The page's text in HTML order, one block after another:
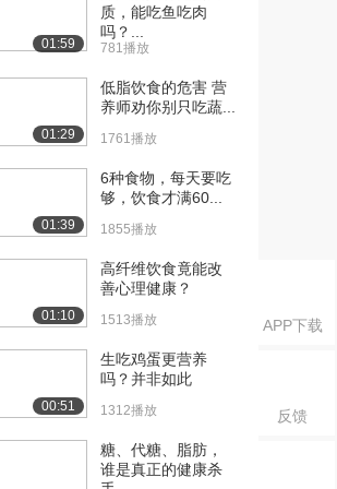
APP下载
反馈
01:59
质，能吃鱼吃肉
吗？...
781播放
01:29
低脂饮食的危害 营
养师劝你别只吃蔬...
1761播放
01:39
6种食物，每天要吃
够，饮食才满60...
1855播放
01:10
高纤维饮食竟能改
善心理健康？
1513播放
00:51
生吃鸡蛋更营养
吗？并非如此
1312播放
糖、代糖、脂肪，
谁是真正的健康杀